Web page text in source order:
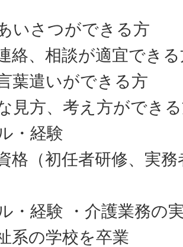
いさつができる方
絡、相談が適宜でき
葉遣いができる方
見方、考え方ができ
・経験
格（初任者研修、実
・経験 ・介護業務の
系の学校を卒業